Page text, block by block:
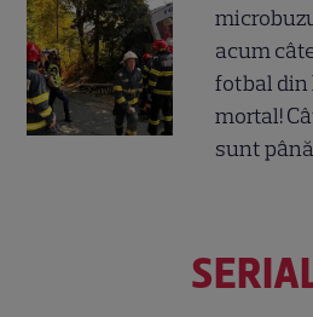
acum
fotbal din
mortal!
sunt